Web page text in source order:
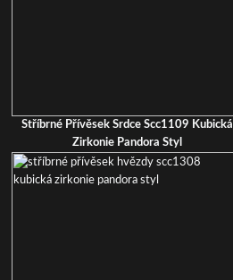
Stříbrné Přívěsek Srdce Scc1109 Kubická
Zirkonie Pandora Styl